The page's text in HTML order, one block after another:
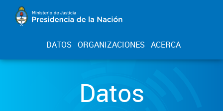
DATOS ORGANIZACIONES ACERCA
Datos